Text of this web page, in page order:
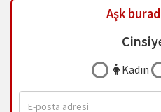
Aşk
Kadın